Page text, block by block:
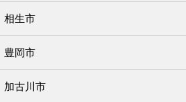
相生市
豊岡市
加古川市